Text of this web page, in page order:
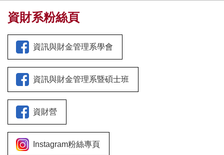
資財系粉絲頁
資訊與財金管理系學會
資訊與財金管理系暨碩士班
資財營
Instagram粉絲專頁